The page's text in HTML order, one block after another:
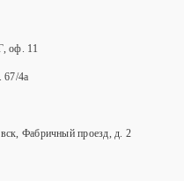
Г, оф. 11
д. 67/4а
Фабричный проезд, д. 2